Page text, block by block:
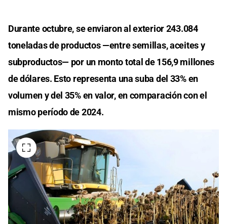
Durante octubre, se enviaron al exterior 243.084
toneladas de productos —entre semillas, aceites y
subproductos— por un monto total de 156,9 millones
de dólares. Esto representa una suba del 33% en
volumen y del 35% en valor, en comparación con el
mismo período de 2024.